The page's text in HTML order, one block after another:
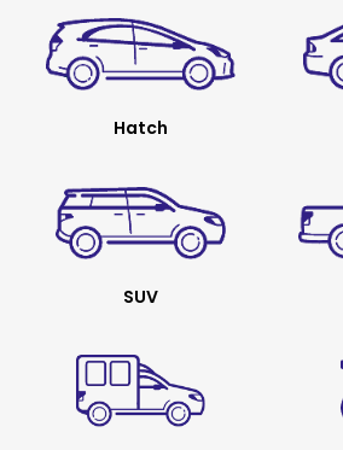
Hatch
SUV